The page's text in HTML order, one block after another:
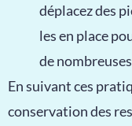
déplacez des
les en place
de
En suivant ces
conservation des